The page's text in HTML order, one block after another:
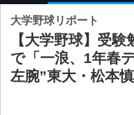
大学野球リポート
【大学野球】受
で「一浪、1年春
左腕”東大・松本